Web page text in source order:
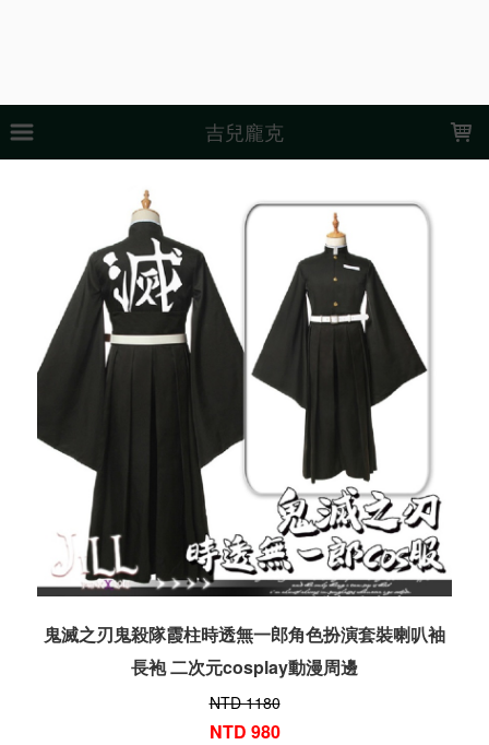
吉兒龐克
鬼滅之刃鬼殺隊霞柱時透無一郎角色扮演套裝喇叭袖
長袍 二次元cosplay動漫周邊
NTD 1180
NTD 980